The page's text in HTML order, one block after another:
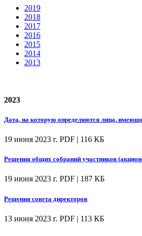
2019
2018
2017
2016
2015
2014
2013
2023
Дата, на которую определяются лица,
19 июня 2023 г. PDF | 116 КБ
Решения общих собраний участников
19 июня 2023 г. PDF | 187 КБ
Решения совета директоров
13 июня 2023 г. PDF | 113 КБ